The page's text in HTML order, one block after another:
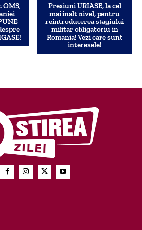
OMS,
Presiuni URIASE, la cel
mai inalt nivel, pentru
reintroducerea stagiului
militar obligatoriu in
Romania! Vezi care sunt
interesele!